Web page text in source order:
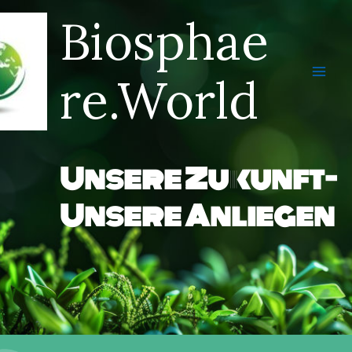
Zum
springen
Biosphae
re.World
Unsere Zukunft-
Unsere Anliegen